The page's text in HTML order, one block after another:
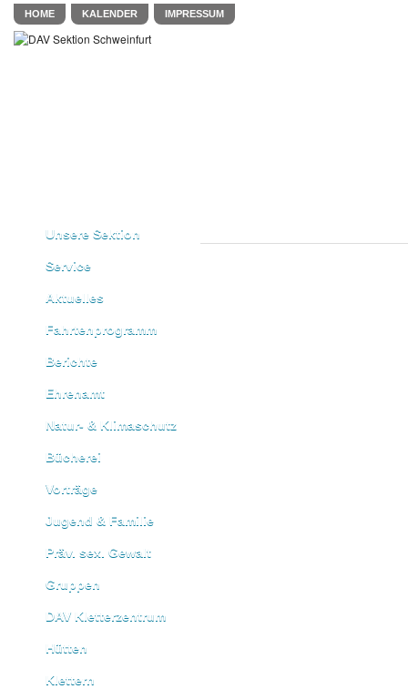
HOME KALENDER IMPRESSUM
Unsere Sektion
Service
Aktuelles
Fahrtenprogramm
Berichte
Ehrenamt
Natur- & Klimaschutz
Bücherei
Vorträge
Jugend & Familie
Präv. sex. Gewalt
Gruppen
DAV Kletterzentrum
Hütten
Klettern